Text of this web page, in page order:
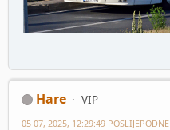
Hare
VIP
05 07, 2025, 12:29:49 POSLIJEPODNE